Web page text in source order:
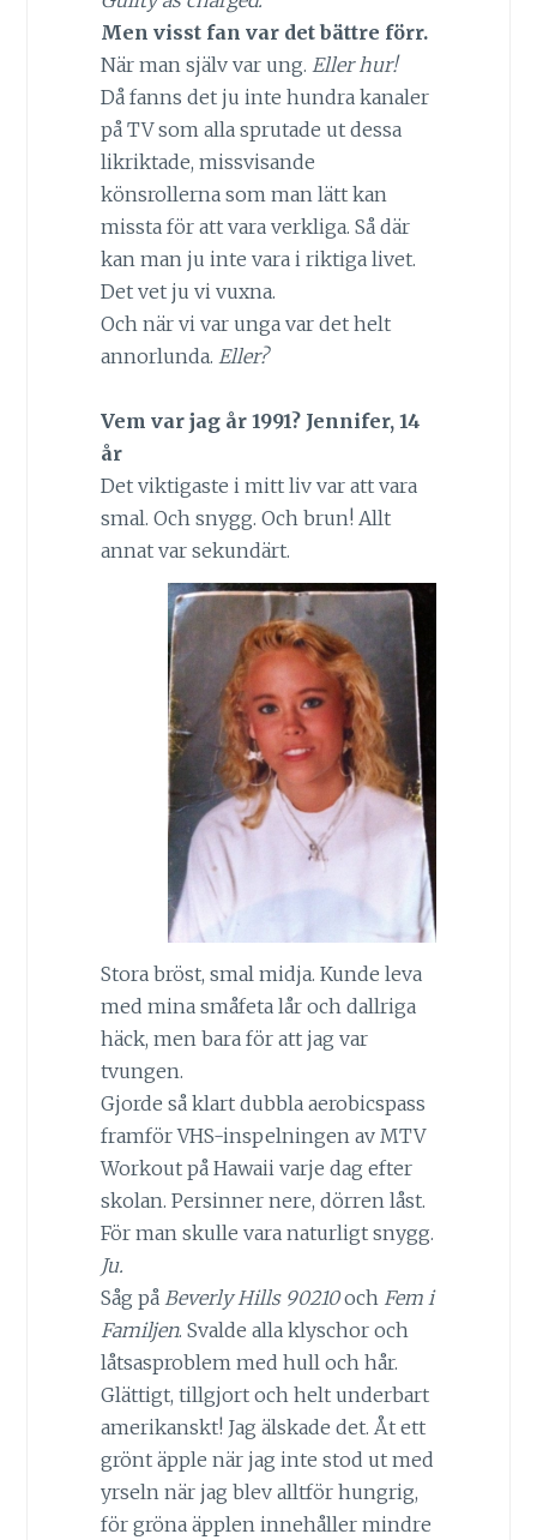
Men visst fan var det bättre förr.
När man själv var ung. Eller hur!
Då fanns det ju inte hundra kanaler
på TV som alla sprutade ut dessa
likriktade, missvisande
könsrollerna som man lätt kan
missta för att vara verkliga. Så där
kan man ju inte vara i riktiga livet.
Det vet ju vi vuxna.
Och när vi var unga var det helt
annorlunda. Eller?
Vem var jag år 1991? Jennifer, 14
år
Det viktigaste i mitt liv var att vara
smal. Och snygg. Och brun! Allt
annat var sekundärt.
Stora bröst, smal midja. Kunde leva
med mina småfeta lår och dallriga
häck, men bara för att jag var
tvungen.
Gjorde så klart dubbla aerobicspass
framför VHS-inspelningen av MTV
Workout på Hawaii varje dag efter
skolan. Persinner nere, dörren låst.
För man skulle vara naturligt snygg.
Ju.
Såg på Beverly Hills 90210och Fem i
Familjen. Svalde alla klyschor och
låtsasproblem med hull och hår.
Glättigt, tillgjort och helt underbart
amerikanskt! Jag älskade det. Åt ett
grönt äpple när jag inte stod ut med
yrseln när jag blev alltför hungrig,
för gröna äpplen innehåller mindre